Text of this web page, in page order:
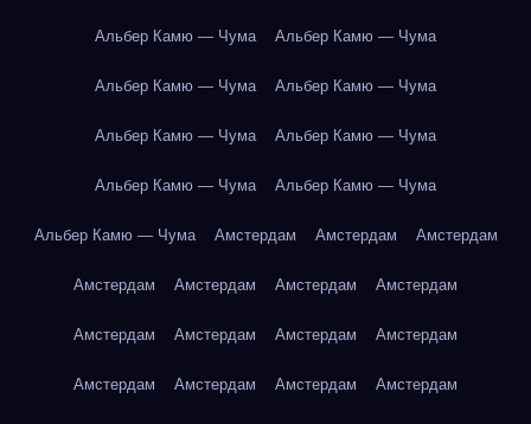
Альбер Камю — Чума Альбер Камю — Чума
Альбер Камю — Чума Альбер Камю — Чума
Альбер Камю — Чума Альбер Камю — Чума
Альбер Камю — Чума Альбер Камю — Чума
Альбер Камю — Чума Амстердам Амстердам Амстердам
Амстердам Амстердам Амстердам Амстердам
Амстердам Амстердам Амстердам Амстердам
Амстердам Амстердам Амстердам Амстердам